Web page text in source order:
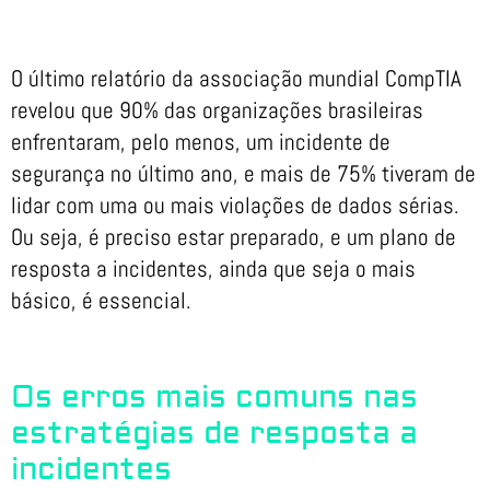
O último relatório da associação mundial CompTIA
revelou que 90% das organizações brasileiras
enfrentaram, pelo menos, um incidente de
segurança no último ano, e mais de 75% tiveram de
lidar com uma ou mais violações de dados sérias.
Ou seja, é preciso estar preparado, e um plano de
resposta a incidentes, ainda que seja o mais
básico, é essencial.
Os erros mais comuns nas
estratégias de resposta a
incidentes